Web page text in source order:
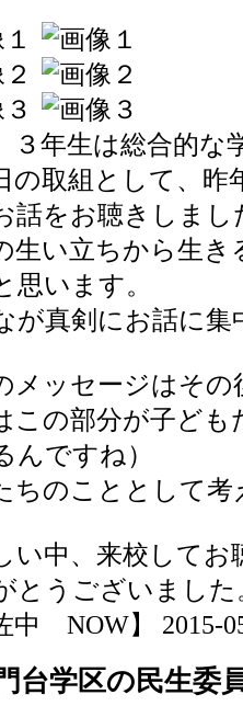
３年生は総合的な
の取組として、昨
話をお聴きしまし
生い立ちから生
思います。
が真剣にお話に
メッセージはそ
この部分が子ど
んですね）
ちのこととして
い中、来校して
とうございました
中 NOW】 2015-
台学区の民生委